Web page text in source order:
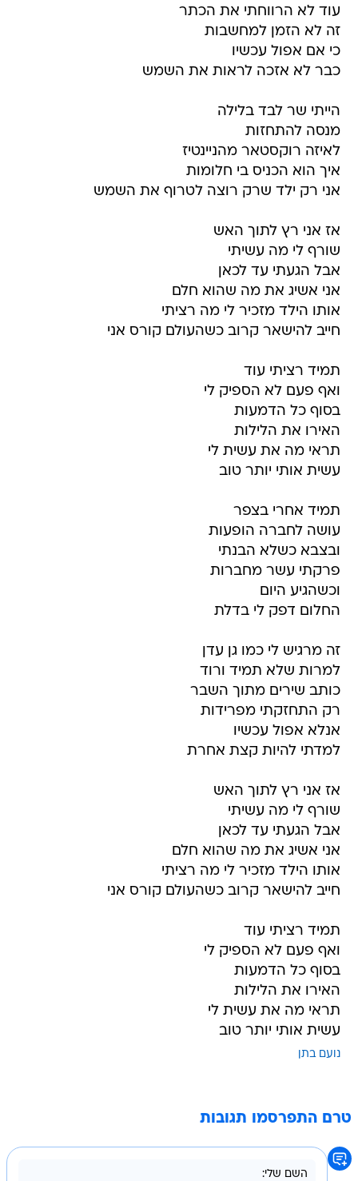
עוד לא הרווחתי את הכתר
זה לא הזמן למחשבות
כי אם אפול עכשיו
כבר לא אזכה לראות את השמש
הייתי שר לבד בלילה
מנסה להתחזות
לאיזה רוקסטאר מהניינטיז
איך הוא הכניס בי חלומות
אני רק ילד שרק רוצה לטרוף את השמש
אז אני רץ לתוך האש
שורף לי מה עשיתי
אבל הגעתי עד לכאן
אני אשיג את מה שהוא חלם
אותו הילד מזכיר לי מה רציתי
חייב להישאר קרוב כשהעולם קורס אני
תמיד רציתי עוד
ואף פעם לא הספיק לי
בסוף כל הדמעות
האירו את הלילות
תראי מה את עשית לי
עשית אותי יותר טוב
תמיד אחרי בצפר
עושה לחברה הופעות
ובצבא כשלא הבנתי
פרקתי עשר מחברות
וכשהגיע היום
החלום דפק לי בדלת
זה מרגיש לי כמו גן עדן
למרות שלא תמיד ורוד
כותב שירים מתוך השבר
רק התחזקתי מפרידות
אנלא אפול עכשיו
למדתי להיות קצת אחרת
אז אני רץ לתוך האש
שורף לי מה עשיתי
אבל הגעתי עד לכאן
אני אשיג את מה שהוא חלם
אותו הילד מזכיר לי מה רציתי
חייב להישאר קרוב כשהעולם קורס אני
תמיד רציתי עוד
ואף פעם לא הספיק לי
בסוף כל הדמעות
האירו את הלילות
תראי מה את עשית לי
עשית אותי יותר טוב
נועם בתן
טרם התפרסמו תגובות